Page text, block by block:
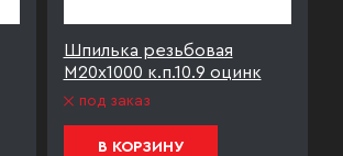
Шпилька резьбовая
М20х1000 к.п.10.9 оцинк
под заказ
В КОРЗИНУ